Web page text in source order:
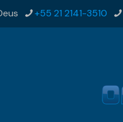
+55 21 2141-3510